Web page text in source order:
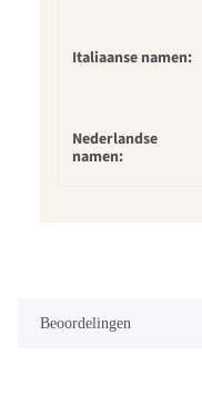
Italiaanse namen:
Nederlandse
namen:
Beoordelingen